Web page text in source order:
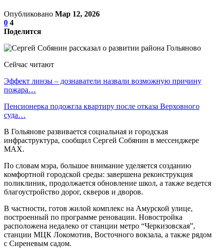
Опубликовано Мар 12, 2026
0 4
Поделится
Сейчас читают
Эффект линзы – дознаватели назвали возможную причину
пожара…
Пенсионерка подожгла квартиру после отказа Верховного
суда…
В Гольянове развивается социальная и городская
инфраструктура, сообщил Сергей Собянин в мессенджере
MAX.
По словам мэра, большое внимание уделяется созданию
комфортной городской среды: завершена реконструкция
поликлиник, продолжается обновление школ, а также ведется
благоустройство дорог, скверов и дворов.
В частности, готов жилой комплекс на Амурской улице,
построенный по программе реновации. Новостройка
расположена недалеко от станции метро “Черкизовская”,
станции МЦК Локомотив, Восточного вокзала, а также рядом
с Сиреневым садом.